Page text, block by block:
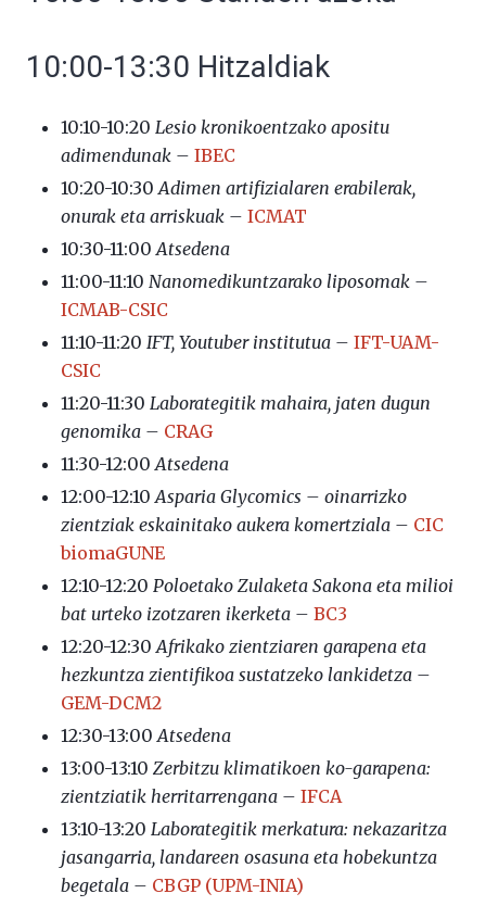
10:00-13:30 Hitzaldiak
10:10-10:20 Lesio kronikoentzako apositu
adimendunak – IBEC
10:20-10:30Adimen artifizialaren erabilerak,
onurak eta arriskuak – ICMAT
10:30-11:00Atsedena
11:00-11:10 Nanomedikuntzarako liposomak –
ICMAB-CSIC
11:10-11:20 IFT, Youtuber institutua – IFT-UAM-
CSIC
11:20-11:30 Laborategitik mahaira, jaten dugun
genomika – CRAG
11:30-12:00Atsedena
12:00-12:10Asparia Glycomics – oinarrizko
zientziak eskainitako aukera komertziala – CIC
biomaGUNE
12:10-12:20 Poloetako Zulaketa Sakona eta milioi
bat urteko izotzaren ikerketa – BC3
12:20-12:30Afrikako zientziaren garapena eta
hezkuntza zientifikoa sustatzeko lankidetza –
GEM-DCM2
12:30-13:00Atsedena
13:00-13:10 Zerbitzu klimatikoen ko-garapena:
zientziatik herritarrengana – IFCA
13:10-13:20 Laborategitik merkatura: nekazaritza
jasangarria, landareen osasuna eta hobekuntza
begetala – CBGP (UPM-INIA)